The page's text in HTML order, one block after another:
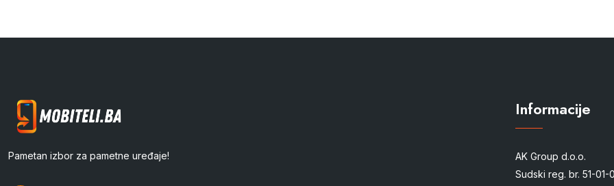
Pametan izbor za pametne uređaje!
Informacije
AK Group d.o.o.
Sudski reg. br. 51-01-